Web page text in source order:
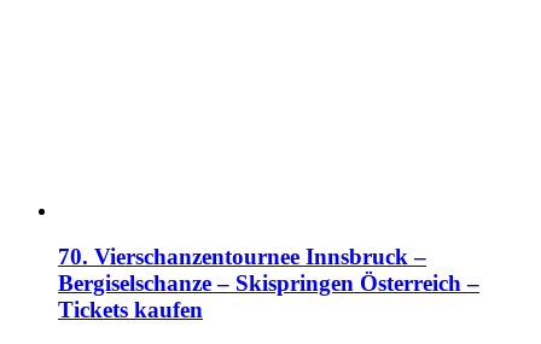
70. Vierschanzentournee Innsbruck –
Bergiselschanze – Skispringen Österreich –
Tickets kaufen